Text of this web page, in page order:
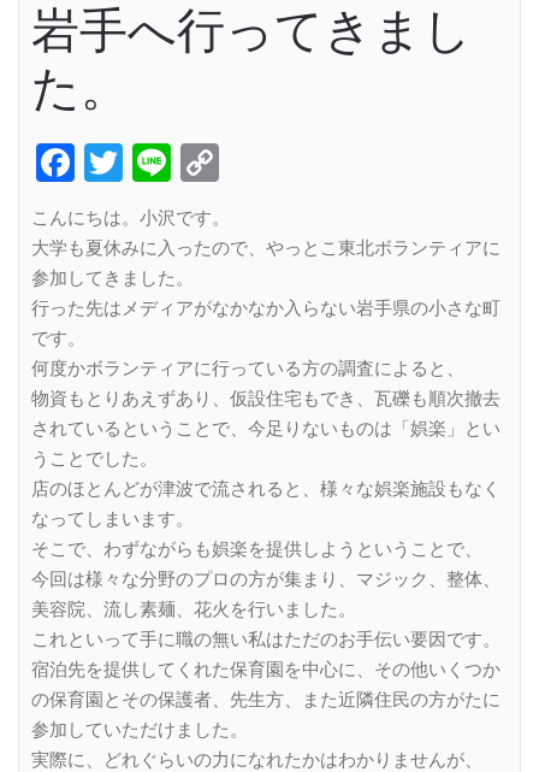
岩手へ行ってきまし
た。
Facebook
Twitter
Line
こんにちは。小沢です。
大学も夏休みに入ったので、やっとこ東北ボランティアに
参加してきました。
行った先はメディアがなかなか入らない岩手県の小さな町
です。
何度かボランティアに行っている方の調査によると、
物資もとりあえずあり、仮設住宅もでき、瓦礫も順次撤去
されているということで、今足りないものは「娯楽」とい
うことでした。
店のほとんどが津波で流されると、様々な娯楽施設もなく
なってしまいます。
そこで、わずながらも娯楽を提供しようということで、
今回は様々な分野のプロの方が集まり、マジック、整体、
美容院、流し素麺、花火を行いました。
これといって手に職の無い私はただのお手伝い要因です。
宿泊先を提供してくれた保育園を中心に、その他いくつか
の保育園とその保護者、先生方、また近隣住民の方がたに
参加していただけました。
実際に、どれぐらいの力になれたかはわかりませんが、